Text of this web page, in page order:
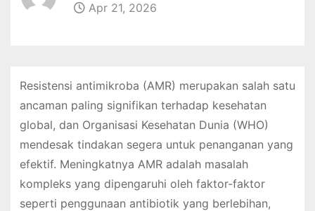
Apr 21, 2026
Resistensi antimikroba (AMR) merupakan salah satu
ancaman paling signifikan terhadap kesehatan
global, dan Organisasi Kesehatan Dunia (WHO)
mendesak tindakan segera untuk penanganan yang
efektif. Meningkatnya AMR adalah masalah
kompleks yang dipengaruhi oleh faktor-faktor
seperti penggunaan antibiotik yang berlebihan,